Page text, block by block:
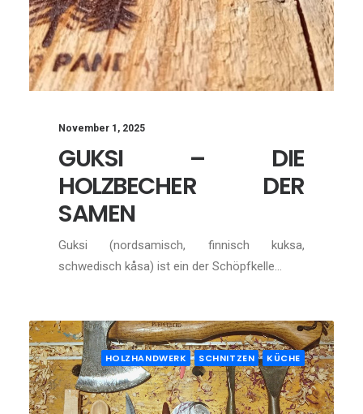
November 1, 2025
GUKSI – DIE
HOLZBECHER DER
SAMEN
Guksi (nordsamisch, finnisch kuksa,
schwedisch kåsa) ist ein der Schöpfkelle…
HOLZHANDWERK SCHNITZEN KÜCHE